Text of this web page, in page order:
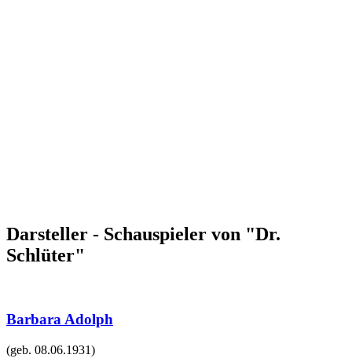
Darsteller - Schauspieler von "Dr.
Schlüter"
Barbara Adolph
(geb. 08.06.1931)